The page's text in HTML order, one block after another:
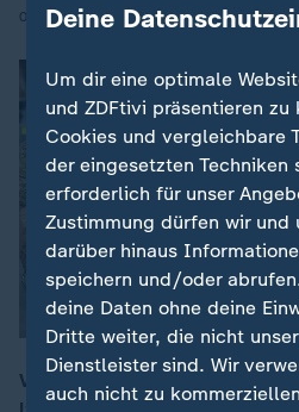
02.12.2025 | 00:35
Vanessa Holdysz engagiert
Deine
Um dir eine optimale
und ZDFtivi präsentieren zu
Cookies und vergleichbare
der eingesetzten Techniken
erforderlich für unser
Zustimmung dürfen wir und
darüber hinaus
speichern und/oder
deine Daten ohne deine
Dritte weiter, die nicht
Dienstleister sind. Wir
auch nicht zu